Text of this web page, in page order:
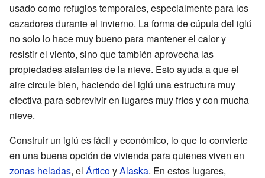
usado como refugios temporales, especialmente para los
cazadores durante el invierno. La forma de cúpula del iglú
no solo lo hace muy bueno para mantener el calor y
resistir el viento, sino que también aprovecha las
propiedades aislantes de la nieve. Esto ayuda a que el
aire circule bien, haciendo del iglú una estructura muy
efectiva para sobrevivir en lugares muy fríos y con mucha
nieve.
Construir un iglú es fácil y económico, lo que lo convierte
en una buena opción de vivienda para quienes viven en
zonas heladas, el ÁrticoyAlaska. En estos lugares,